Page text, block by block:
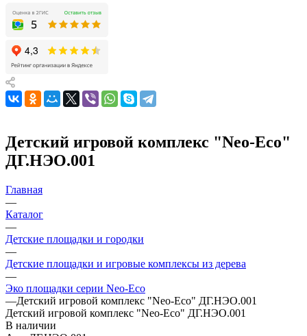
Детский игровой комплекс "Neo-Eco"
ДГ.НЭО.001
Главная
—
Каталог
—
Детские площадки и городки
—
Детские площадки и игровые комплексы из дерева
—
Эко площадки серии Neo-Eco
—Детский игровой комплекс "Neo-Eco" ДГ.НЭО.001
Детский игровой комплекс "Neo-Eco" ДГ.НЭО.001
В наличии